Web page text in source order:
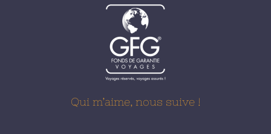
Qui m’aime, nous suive !